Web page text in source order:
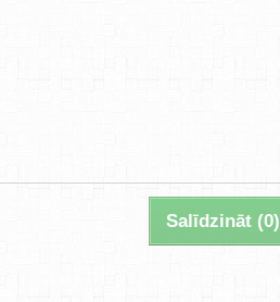
Salīdzināt (0)